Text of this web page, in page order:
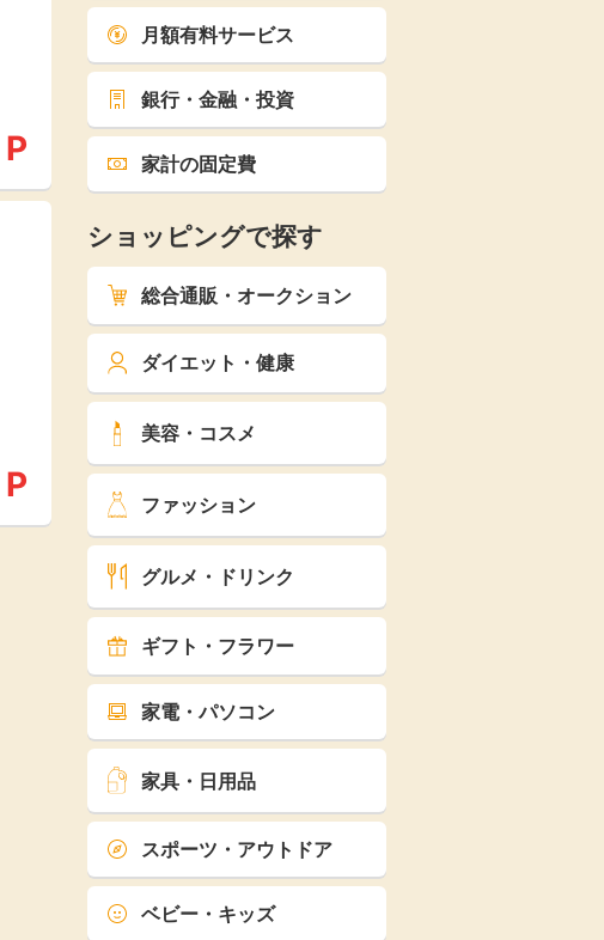
P
P
月額有料サービス
銀行・金融・投資
家計の固定費
ショッピングで探す
総合通販・オークション
ダイエット・健康
美容・コスメ
ファッション
グルメ・ドリンク
ギフト・フラワー
家電・パソコン
家具・日用品
スポーツ・アウトドア
ベビー・キッズ